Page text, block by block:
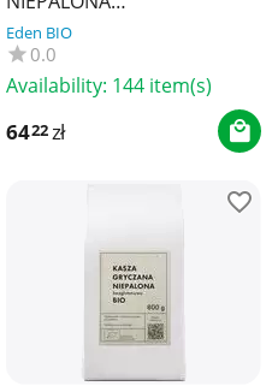
BEZGLUTENOWA BIO 5 kg -
HORECA (BIO PLANET)
Eden BIO
0.0
Availability: 144 item(s)
6422 zł